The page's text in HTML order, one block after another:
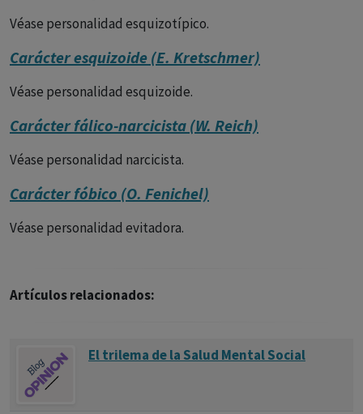
Véase personalidad esquizotípico.
Carácter esquizoide (E. Kretschmer)
Véase personalidad esquizoide.
Carácter fálico-narcicista (W. Reich)
Véase personalidad narcicista.
Carácter fóbico (O. Fenichel)
Véase personalidad evitadora.
Artículos relacionados:
El trilema de la Salud Mental Social